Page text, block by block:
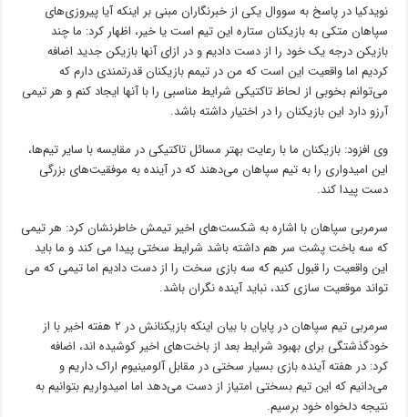
نویدکیا در پاسخ به سووال یکی از خبرنگاران مبنی بر اینکه آیا پیروزی‌های
سپاهان متکی به بازیکنان ستاره این تیم است یا خیر، اظهار کرد: ما چند
بازیکن درجه یک خود را از دست دادیم و در ازای آنها بازیکن جدید اضافه
کردیم اما واقعیت این است که من در تیمم بازیکنان قدرتمندی دارم که
می‌توانم بخوبی از لحاظ تاکتیکی شرایط مناسبی را با آنها ایجاد کنم و هر تیمی
آرزو دارد این بازیکنان را در اختیار داشته باشد.
وی افزود: بازیکنان ما با رعایت بهتر مسائل تاکتیکی در مقایسه با سایر تیم‌ها،
این امیدواری را به تیم سپاهان می‌دهند که در آینده به موفقیت‌های بزرگی
دست پیدا کند.
سرمربی سپاهان با اشاره به شکست‌های اخیر تیمش خاطرنشان کرد: هر تیمی
که سه باخت پشت سر هم داشته باشد شرایط سختی پیدا می کند و ما باید
این واقعیت را قبول کنیم که سه بازی سخت را از دست دادیم اما تیمی که می
تواند موقعیت سازی کند، نباید آینده نگران باشد.
سرمربی تیم سپاهان در پایان با بیان اینکه بازیکنانش در ۲ هفته اخیر با از
خودگذشتگی برای بهبود شرایط بعد از باخت‌های اخیر کوشیده اند، اضافه
کرد: در هفته آینده بازی بسیار سختی در مقابل آلومینیوم اراک داریم و
می‌دانیم که این تیم بسختی امتیاز از دست می‌دهد اما امیدواریم بتوانیم به
نتیجه دلخواه خود برسیم.